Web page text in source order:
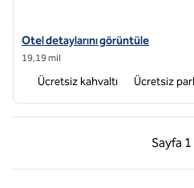
Hampton Inn & Suites Memphis-
Otel detaylarını görüntüle
19,19 mil
Ücretsiz kahvaltı Ücretsiz
ÖncekiSayfa 1